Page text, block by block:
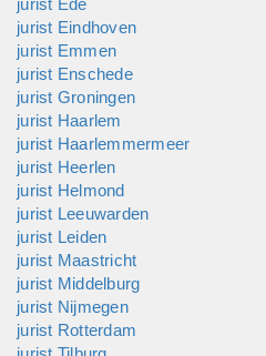
jurist Ede
jurist Eindhoven
jurist Emmen
jurist Enschede
jurist Groningen
jurist Haarlem
jurist Haarlemmermeer
jurist Heerlen
jurist Helmond
jurist Leeuwarden
jurist Leiden
jurist Maastricht
jurist Middelburg
jurist Nijmegen
jurist Rotterdam